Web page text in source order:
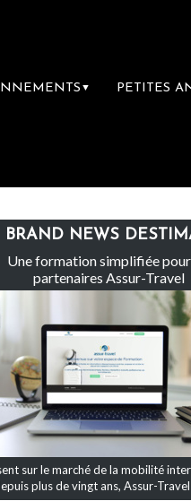
▼ PETITES
Le groupe
BRAND NEWS
Une formation simplifiée
partenaires Assur-Travel
sur le marché de la mobilité
plus de vingt ans, Assur-Travel